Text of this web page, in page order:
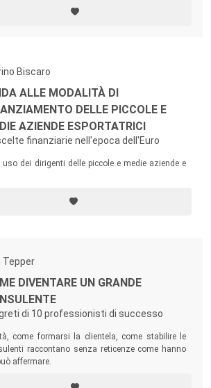
Biscaro
ALLE MODALITÀ DI
DELLE PICCOLE E
AZIENDE ESPORTATRICI
finanziarie nell'epoca dell'Euro
dei dirigenti delle piccole e medie aziende e
Tepper
DIVENTARE UN GRANDE
di 10 professionisti di successo
come formarsi la clientela, come stabilire le
raccontano senza reticenze come hanno
affermare.